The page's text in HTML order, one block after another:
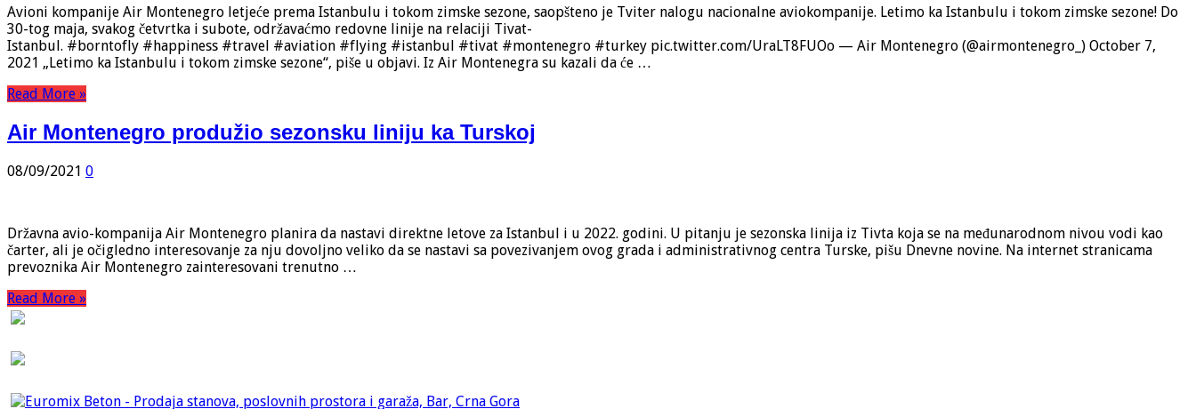
Avioni kompanije Air Montenegro letjeće prema Istanbulu i tokom zimske sezone, saopšteno je Tviter nalogu nacionalne aviokompanije. Letimo ka Istanbulu i tokom zimske sezone! Do
30-tog maja, svakog četvrtka i subote, održavaćmo redovne linije na relaciji Tivat-
Istanbul. #borntofly #happiness #travel #aviation #flying #istanbul #tivat #montenegro #turkey pic.twitter.com/UraLT8FUOo — Air Montenegro (@airmontenegro_) October 7,
2021 „Letimo ka Istanbulu i tokom zimske sezone“, piše u objavi. Iz Air Montenegra su kazali da će …
Read More »
Air Montenegro produžio sezonsku liniju ka Turskoj
08/09/2021 0
Državna avio-kompanija Air Montenegro planira da nastavi direktne letove za Istanbul i u 2022. godini. U pitanju je sezonska linija iz Tivta koja se na međunarodnom nivou vodi kao
čarter, ali je očigledno interesovanje za nju dovoljno veliko da se nastavi sa povezivanjem ovog grada i administrativnog centra Turske, pišu Dnevne novine. Na internet stranicama
prevoznika Air Montenegro zainteresovani trenutno …
Read More »